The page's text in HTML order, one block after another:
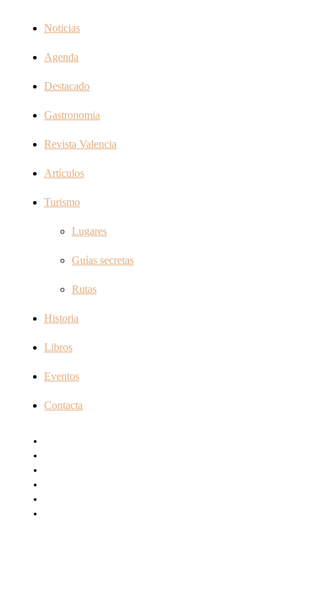
Noticias
Agenda
Destacado
Gastronomia
Revista Valencia
Artículos
Turismo
Lugares
Guías secretas
Rutas
Historia
Libros
Eventos
Contacta